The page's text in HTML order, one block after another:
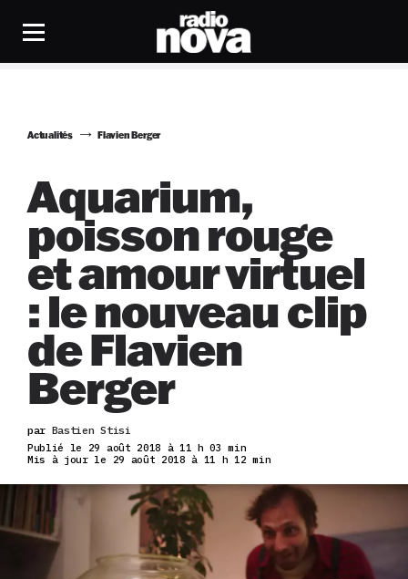
Actualités Flavien Berger
Aquarium,
poisson rouge
et amour virtuel
: le nouveau clip
de Flavien
Berger
par Bastien Stisi
Publié le 29 août 2018 à 11 h 03 min
Mis à jour le 29 août 2018 à 11 h 12 min